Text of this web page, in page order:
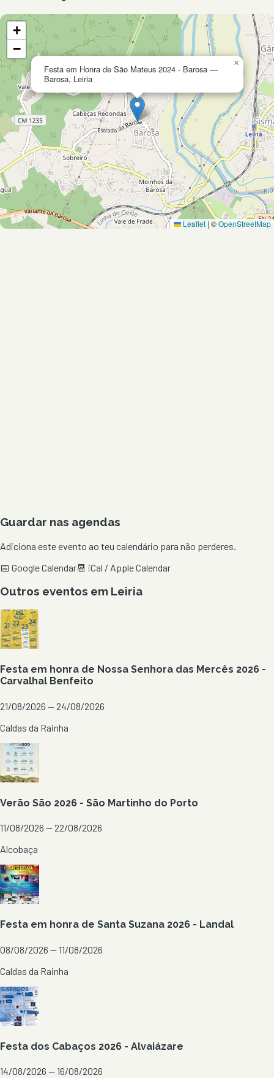
Festa em Honra de São Mateus 2024 - Barosa —
Barosa, Leiria
×
+
−
Leaflet | ©OpenStreetMap
Guardar nas agendas
Adiciona este evento ao teu calendário para não perderes.
📅 Google Calendar📆 iCal / Apple Calendar
Outros eventos em Leiria
Festa em honra de Nossa Senhora das Mercês 2026 -
Carvalhal Benfeito
21/08/2026 — 24/08/2026
Caldas da Rainha
Verão São 2026 - São Martinho do Porto
11/08/2026 — 22/08/2026
Alcobaça
Festa em honra de Santa Suzana 2026 - Landal
08/08/2026 — 11/08/2026
Caldas da Rainha
Festa dos Cabaços 2026 - Alvaiázare
14/08/2026 — 16/08/2026